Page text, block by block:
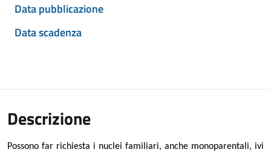
Data pubblicazione
Data scadenza
Descrizione
Possono far richiesta i nuclei familiari, anche monoparentali, ivi